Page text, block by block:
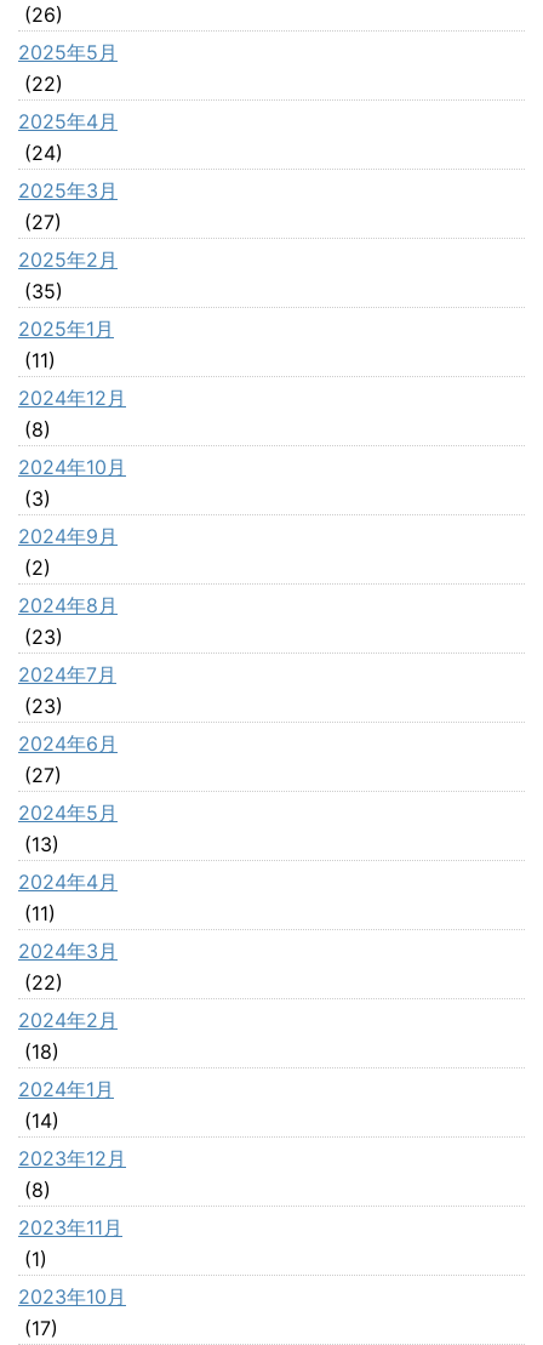
(26)
2025年5月
(22)
2025年4月
(24)
2025年3月
(27)
2025年2月
(35)
2025年1月
(11)
2024年12月
(8)
2024年10月
(3)
2024年9月
(2)
2024年8月
(23)
2024年7月
(23)
2024年6月
(27)
2024年5月
(13)
2024年4月
(11)
2024年3月
(22)
2024年2月
(18)
2024年1月
(14)
2023年12月
(8)
2023年11月
(1)
2023年10月
(17)